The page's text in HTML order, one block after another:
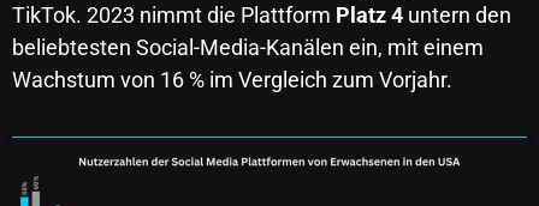
TikTok. 2023 nimmt die Plattform Platz 4 untern den
beliebtesten Social-Media-Kanälen ein, mit einem
Wachstum von 16 % im Vergleich zum Vorjahr.